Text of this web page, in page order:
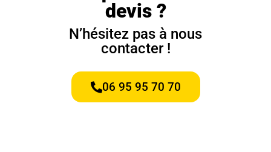
devis ?
N’hésitez pas à nous
contacter !
06 95 95 70 70